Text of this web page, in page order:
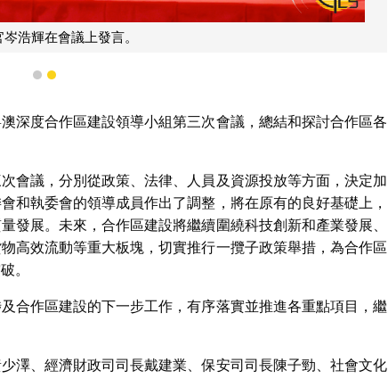
浩輝在會議上發言。
1 2
深度合作區建設領導小組第三次會議，總結和探討合作區各
會議，分別從政策、法律、人員及資源投放等方面，決定加
和執委會的領導成員作出了調整，將在原有的良好基礎上，
發展。未來，合作區建設將繼續圍繞科技創新和產業發展、
高效流動等重大板塊，切實推行一攬子政策舉措，為合作區
。
合作區建設的下一步工作，有序落實並推進各重點項目，繼
澤、經濟財政司司長戴建業、保安司司長陳子勁、社會文化